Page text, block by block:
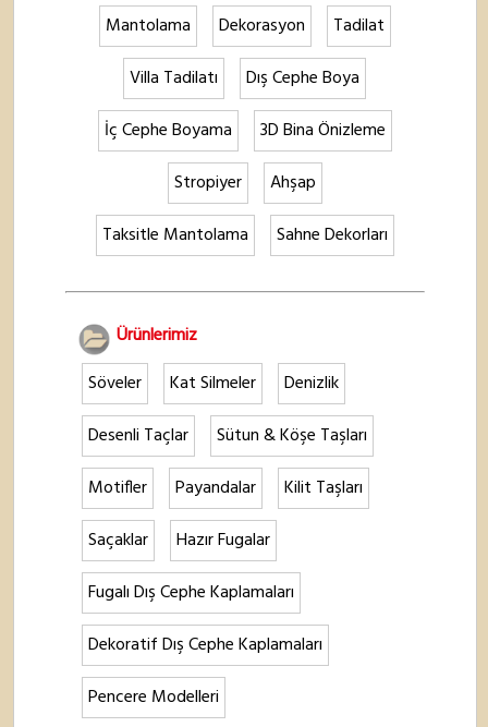
Mantolama
Dekorasyon
Tadilat
Villa Tadilatı
Dış Cephe Boya
İç Cephe Boyama
3D Bina Önizleme
Stropiyer
Ahşap
Taksitle Mantolama
Sahne Dekorları
Ürünlerimiz
Söveler
Kat Silmeler
Denizlik
Desenli Taçlar
Sütun & Köşe Taşları
Motifler
Payandalar
Kilit Taşları
Saçaklar
Hazır Fugalar
Fugalı Dış Cephe Kaplamaları
Dekoratif Dış Cephe Kaplamaları
Pencere Modelleri